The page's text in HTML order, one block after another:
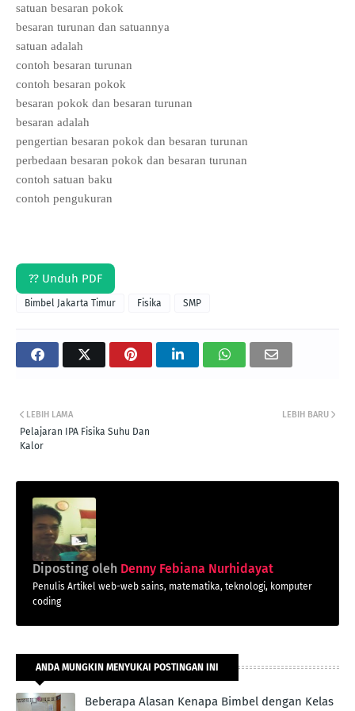
satuan besaran pokok
besaran turunan dan satuannya
satuan adalah
contoh besaran turunan
contoh besaran pokok
besaran pokok dan besaran turunan
besaran adalah
pengertian besaran pokok dan besaran turunan
perbedaan besaran pokok dan besaran turunan
contoh satuan baku
contoh pengukuran
?? Unduh PDF
Bimbel Jakarta Timur Fisika SMP
LEBIH BARU
LEBIH LAMA
Pelajaran IPA Fisika Suhu Dan
Kalor
Diposting oleh Denny Febiana Nurhidayat
Penulis Artikel web-web sains, matematika, teknologi, komputer
coding
ANDA MUNGKIN MENYUKAI POSTINGAN INI
Beberapa Alasan Kenapa Bimbel dengan Kelas